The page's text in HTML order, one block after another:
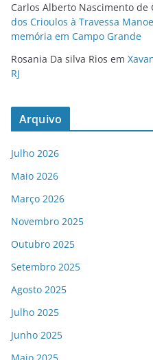
Carlos Alberto Nascimento de
dos Crioulos à Travessa
memória em Campo Grande
Rosania Da silva Rios em
RJ
Arquivo
Julho 2026
Maio 2026
Março 2026
Novembro 2025
Outubro 2025
Setembro 2025
Agosto 2025
Julho 2025
Junho 2025